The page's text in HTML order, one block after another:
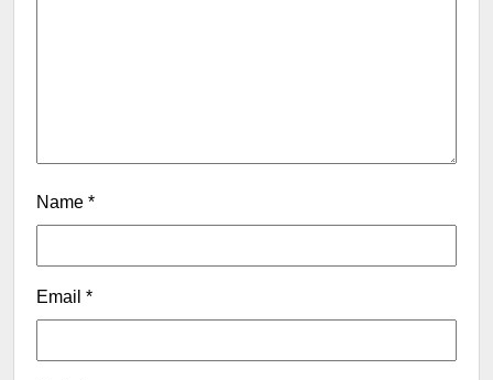
Name *
Email *